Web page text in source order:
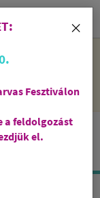
10 - rendelni lehet
×
Fesztiválon
a feldolgozást
el.